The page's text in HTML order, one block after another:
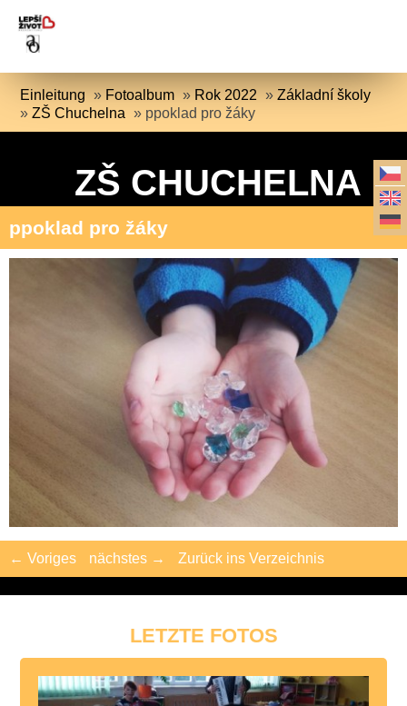
Einleitung » Fotoalbum » Rok 2022 »Základní školy
»ZŠ Chuchelna » ppoklad pro žáky
ZŠ CHUCHELNA
ppoklad pro žáky
← Voriges nächstes → Zurück ins Verzeichnis
LETZTE FOTOS